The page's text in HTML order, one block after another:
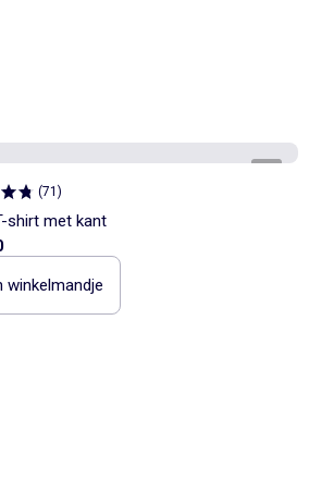
(71 )
shirt met kant
winkelmandje